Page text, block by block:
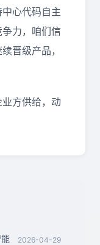
心代码自主
力，咱们信
晋级产品，
方供给，动
2026-04-29